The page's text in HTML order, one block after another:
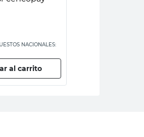
NACIONALES:
al carrito